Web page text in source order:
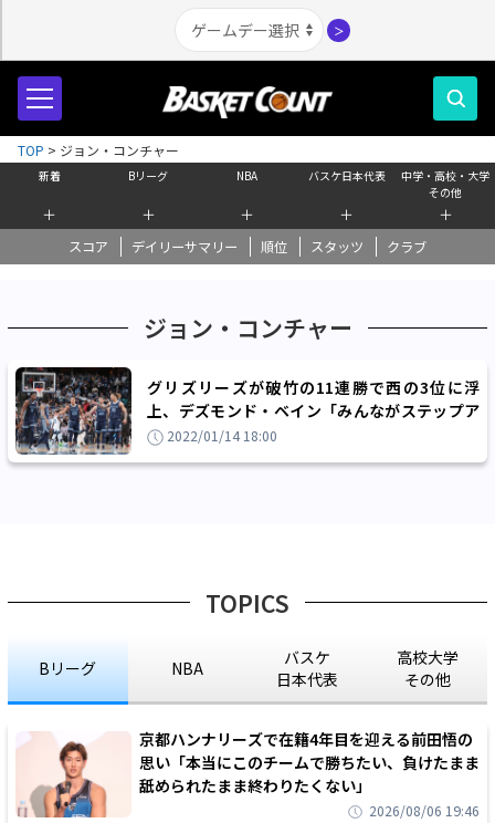
＞
新着
＋
Bリーグ
＋
NBA
＋
バスケ日本代表
＋
中学・高校・大学
その他
＋
スコア デイリーサマリー 順位 スタッツ クラブ
TOP > ジョン・コンチャー
ジョン・コンチャー
グリズリーズが破竹の11連勝で西の3位に浮
上、デズモンド・ベイン「みんながステップア
ップしている」
2022/01/14 18:00
TOPICS
Bリーグ NBA
バスケ
日本代表
高校大学
その他
京都ハンナリーズで在籍4年目を迎える前田悟の
思い「本当にこのチームで勝ちたい、負けたまま
舐められたまま終わりたくない」
2026/08/06 19:46